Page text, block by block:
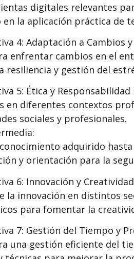
digitales relevantes
la aplicación práctica de
4: Adaptación a Cambios y
enfrentar cambios en el
resiliencia y gestión del
5: Ética y Responsabilidad
en diferentes contextos
sociales y profesionales.
adquirido
y orientación para la
6: Innovación y
la innovación en distintos
para fomentar la
7: Gestión del Tiempo y
una gestión eficiente del